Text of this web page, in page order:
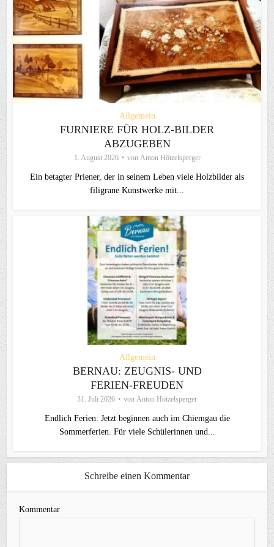
Allgemein
FURNIERE FÜR HOLZ-BILDER
ABZUGEBEN
1. August 2026 von Anton Hötzelsperger
Ein betagter Priener, der in seinem Leben viele Holzbilder als
filigrane Kunstwerke mit...
Allgemein
BERNAU: ZEUGNIS- UND
FERIEN-FREUDEN
31. Juli 2026 von Anton Hötzelsperger
Endlich Ferien: Jetzt beginnen auch im Chiemgau die
Sommerferien. Für viele Schülerinnen und...
Schreibe einen Kommentar
Kommentar